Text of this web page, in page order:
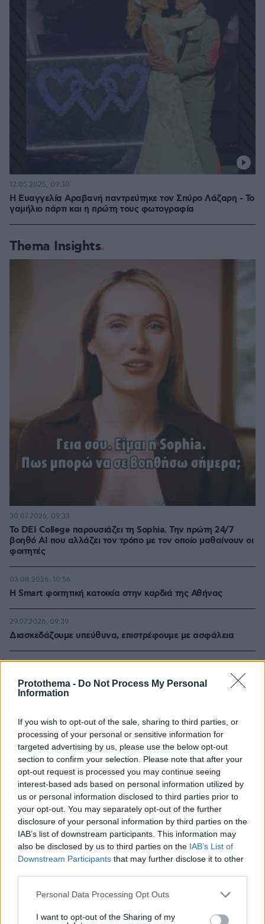
Protothema - Do Not Process My Personal
Information
If you wish to opt-out of the sale, sharing to third parties, or
processing of your personal or sensitive information for
targeted advertising by us, please use the below opt-out
section to confirm your selection. Please note that after your
opt-out request is processed you may continue seeing
interest-based ads based on personal information utilized by
us or personal information disclosed to third parties prior to
your opt-out. You may separately opt-out of the further
disclosure of your personal information by third parties on the
IAB’s list of downstream participants. This information may
also be disclosed by us to third parties on the IAB’s List of
Downstream Participants that may further disclose it to other
Please note that this website/app uses one or more Google
not limited to your visit or usage behaviour. You may click to
Personal Data Processing Opt Outs
I want to opt-out of the Sharing of my
Η Ευαγγελία Αραβανή παντρεύτηκε τον Σπύρο Λάζαρη - Το
γαμήλιο πάρτι και η πρώτη τους φωτογραφία
12.05.2025, 09:30
Thema Insights
Το DEI College παρουσιάζει τη Sophia. Την πρώτη 24/7
βοηθό AI που αλλάζει τον τρόπο με τον οποίο μαθαίνουν οι
φοιτητές
30.07.2026, 09:33
Η Smart φοιτητική κατοικία στην καρδιά της Αθήνας
03.08.2026, 10:56
Διασκεδάζουμε υπεύθυνα, επιστρέφουμε με ασφάλεια
29.07.2026, 09:39
ΠΡΟΣΘΗΚΗ ΣΧΟΛΙΟΥ
Δε μας αφορα
12.05.2025, 09:14
Ο Βασαλος ειναι γκει, γνωστα αυτα στους
παρικουντες την Ιερουσαλημ.
ΑΠΑΝΤΗΣΗ
Άκομψο που την κάλεσαν
12.05.2025, 09:05
άκομψο και που πήγε. Αν ήταν όλα οκ και Σουηδία δε